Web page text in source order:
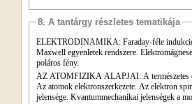
8. A tantárgy részletes tematikája
ELEKTRODINAMIKA: Faraday-féle
Maxwell egyenletek rendszere.
poláros fény.
AZ ATOMFIZIKA ALAPJAI: A természetes
Az atomok elektronszerkezete. Az elektron
jelensége. Kvantummechanikai jelenségek a